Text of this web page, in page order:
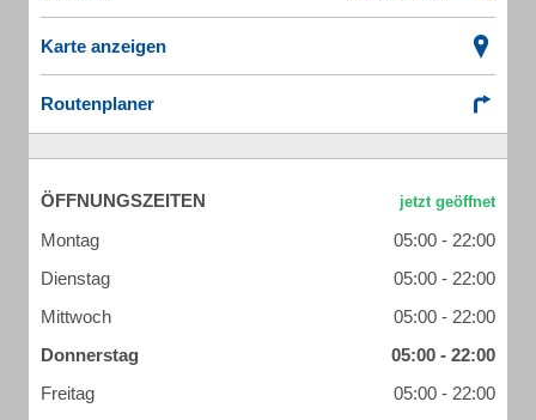
Karte anzeigen
Routenplaner
ÖFFNUNGSZEITEN
Montag
05:00 - 22:00
Dienstag
05:00 - 22:00
Mittwoch
05:00 - 22:00
Donnerstag
05:00 - 22:00
Freitag
05:00 - 22:00